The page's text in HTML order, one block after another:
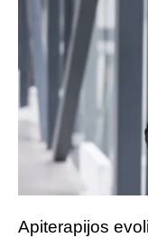
Apiterapijos